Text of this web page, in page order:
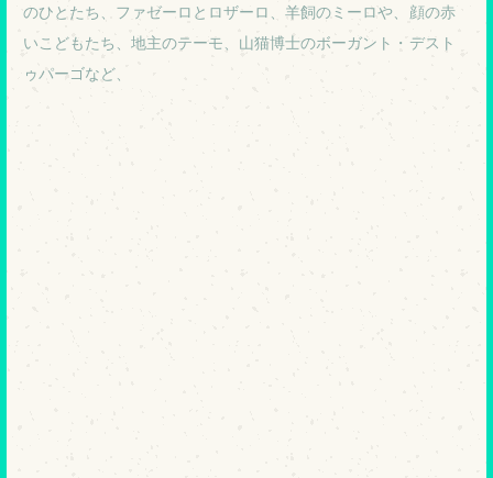
のひとたち、ファゼーロとロザーロ、羊飼のミーロや、顔の赤
いこどもたち、地主のテーモ、山猫博士のボーガント・デスト
ゥパーゴなど、